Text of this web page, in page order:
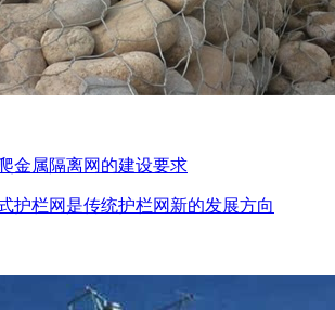
金属隔离网的建设要求
护栏网是传统护栏网新的发展方向